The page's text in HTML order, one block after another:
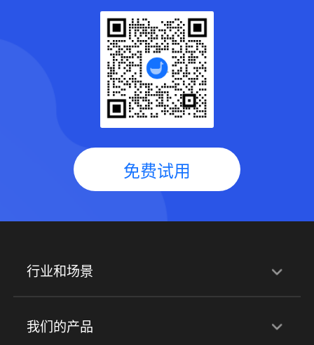
免费试用
行业和场景
行业解决方案
我们的产品